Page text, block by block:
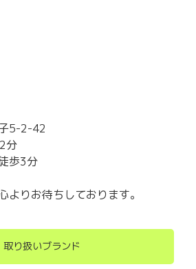
5-2-42
分
歩3分
よりお待ちしております。
取り扱いブランド